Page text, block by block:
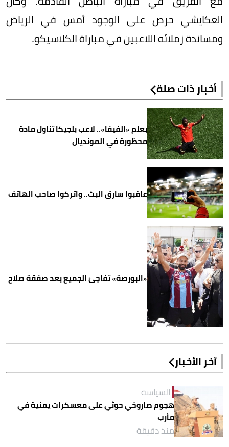
العكايشي حرص على الوجود أمس في الرياض
ومساندة زملائه اللاعبين في مباراة الكلاسيكو.
أخبار ذات صلة
بعلم «الفيفا».. لاعب بلجيكا تناول مادة
محظورة في المونديال
عاقبوا سارق البث.. واتركوا صاحب الهاتف
«البورصة» تفاجئ الجميع بعد صفقة صلاح
آخر الأخبار
السياسة
هجوم صاروخي حوثي على معسكرات يمنية في
مأرب
منذ دقيقة